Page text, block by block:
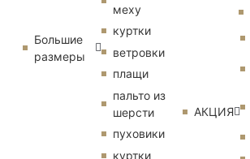
Большие
размеры
меху
куртки
ветровки
плащи
пальто из
шерсти
пуховики
куртки
АКЦИЯ